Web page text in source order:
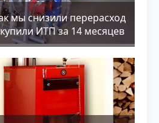
мы снизили перерасход
ИТП за 14 месяцев